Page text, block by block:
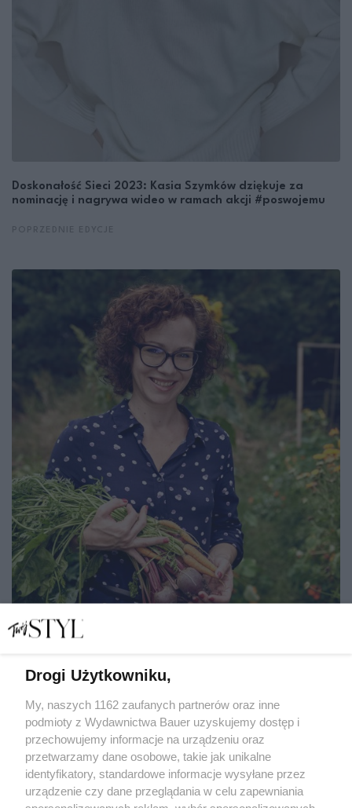
Doskonałość Sieci 2023: Kasia Szymków dziękuje za
nominację i nagrywa wideo w ramach akcji #poswojemu
Mam i Dzieci, z nominacją w akcji #poswojemu (wideo)
MARTA ROGACEWICZ
POPRZEDNIE EDYCJE
Drogi Użytkowniku,
My, naszych 1162 zaufanych partnerów oraz inne
podmioty z Wydawnictwa Bauer uzyskujemy dostęp i
przechowujemy informacje na urządzeniu oraz
przetwarzamy dane osobowe, takie jak unikalne
identyfikatory, standardowe informacje wysyłane przez
urządzenie czy dane przeglądania w celu zapewniania